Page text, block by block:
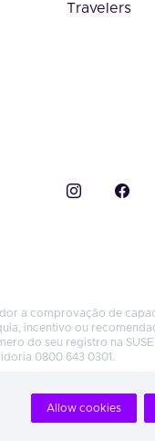
Allow cookies
Travelers
a comprovação de
incentivo ou
do seu registro na
0800 643 0301.